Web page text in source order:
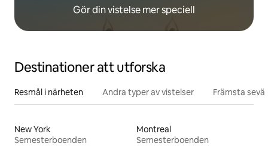
Gör din vistelse mer speciell
Destinationer att utforska
Resmål i närheten Andra typer av vistelser Främsta
New York
Semesterboenden
Montreal
Semesterboenden